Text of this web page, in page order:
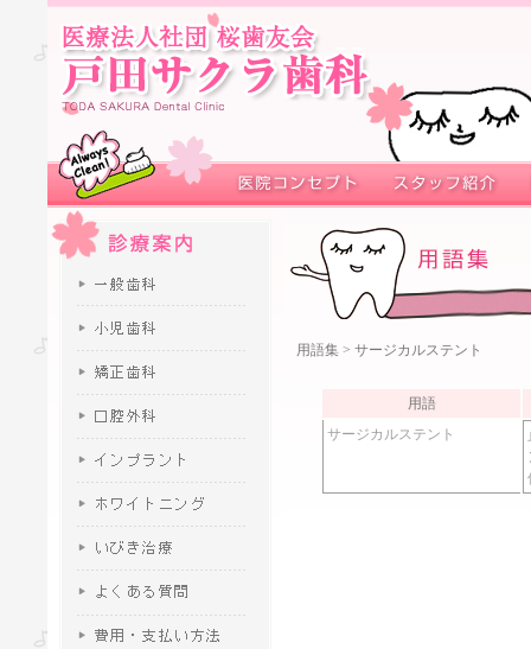
用語集 > サージカルステント
用語
サージカルステント